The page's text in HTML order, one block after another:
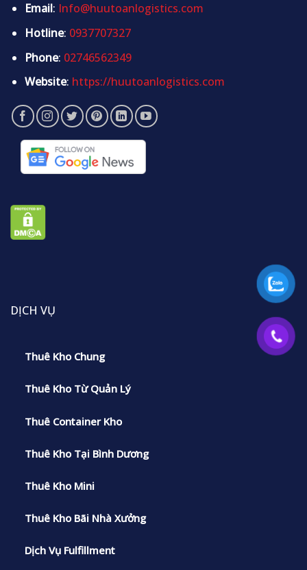
Email: Info@huutoanlogistics.com
Hotline: 0937707327
Phone: 02746562349
Website: https://huutoanlogistics.com
DỊCH VỤ
Thuê Kho Chung
Thuê Kho Từ Quản Lý
Thuê Container Kho
Thuê Kho Tại Bình Dương
Thuê Kho Mini
Thuê Kho Bãi Nhà Xưởng
Dịch Vụ Fulfillment